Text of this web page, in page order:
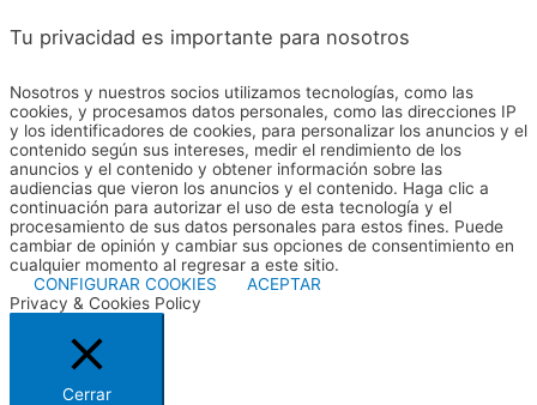
Tu privacidad es importante para nosotros
Nosotros y nuestros socios utilizamos tecnologías, como las
cookies, y procesamos datos personales, como las direcciones IP
y los identificadores de cookies, para personalizar los anuncios y el
contenido según sus intereses, medir el rendimiento de los
anuncios y el contenido y obtener información sobre las
audiencias que vieron los anuncios y el contenido. Haga clic a
continuación para autorizar el uso de esta tecnología y el
procesamiento de sus datos personales para estos fines. Puede
cambiar de opinión y cambiar sus opciones de consentimiento en
cualquier momento al regresar a este sitio.
CONFIGURAR COOKIES
ACEPTAR
Privacy & Cookies Policy
Cerrar